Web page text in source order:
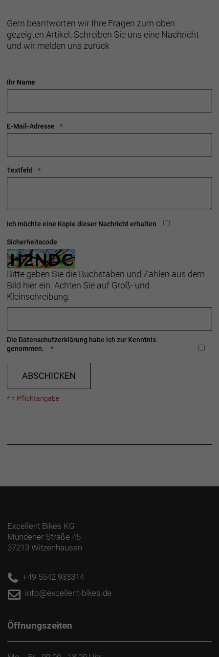
Gern beantworten wir Ihre Fragen zum oben
gezeigten Artikel. Schreiben Sie uns eine Nachricht
und wir melden uns zurück
Ihr Name
E-Mail-Adresse
Textfeld
Ich möchte eine Kopie dieser Nachricht erhalten
Sicherheitscode
Bitte geben Sie die Buchstaben und Zahlen aus dem
Bild hier ein. Achten Sie auf Groß- und
Kleinschreibung.
Die Datenschutzerklärung habe ich zur Kenntnis
genommen.
ABSCHICKEN
* = Pflichtangabe
Excellent Bikes KG
Mündener Straße 45
37213 Witzenhausen
+49 5542 933314
info@excellent-bikes.de
Öffnungszeiten